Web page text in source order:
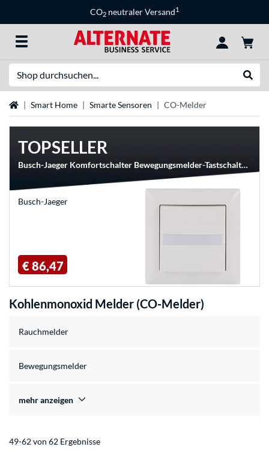
CO2 neutraler Versand1
StartseiteSmart Home Smarte Sensoren CO-Melder
TOPSELLER
Busch-Jaeger Komfortschalter Bewegungsmelder-Tastschalter-Kombination Set Typ 64765 UJ-914
Busch-Jaeger
€ 86,47
Kohlenmonoxid Melder (CO-Melder)
Rauchmelder
Bewegungsmelder
mehr anzeigen
49-62 von 62 Ergebnisse